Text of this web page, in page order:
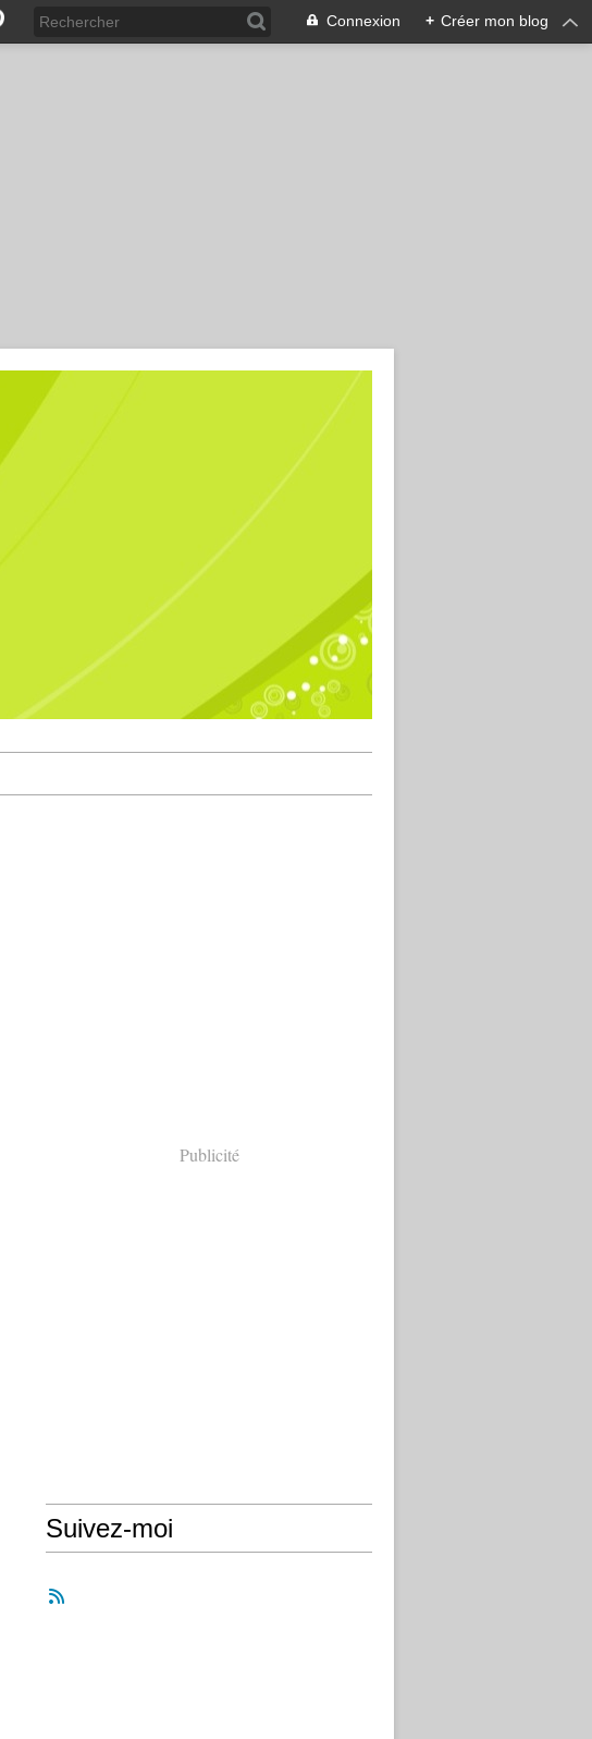
Connexion + Créer mon blog
Publicité
Suivez-moi